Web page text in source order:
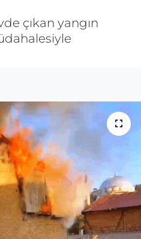
çıkan yangın